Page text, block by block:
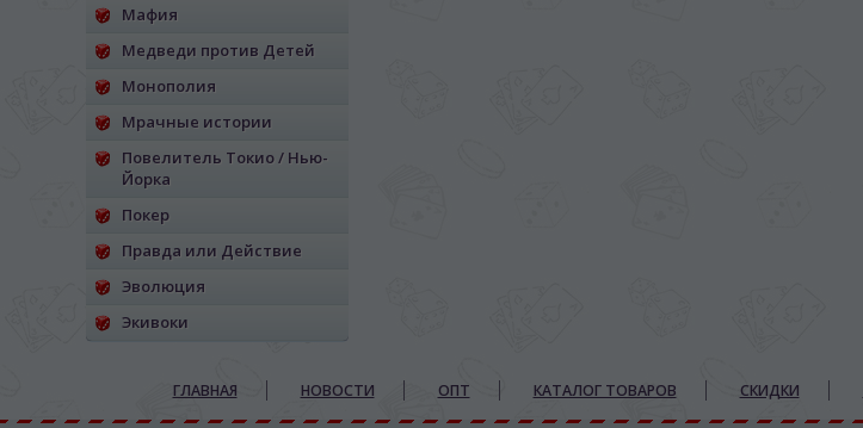
Мафия
Медведи против Детей
Монополия
Мрачные истории
Повелитель Токио / Нью-
Йорка
Покер
Правда или Действие
Эволюция
Экивоки
ГЛАВНАЯ НОВОСТИ ОПТ КАТАЛОГ ТОВАРОВ СКИДКИ